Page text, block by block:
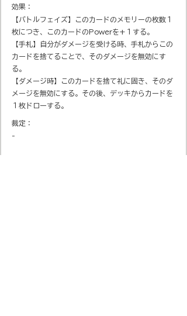
効果：
【バトルフェイズ】このカードのメモリーの枚数１
枚につき、このカードのPowerを+１する。
【手札】自分がダメージを受ける時、手札からこの
カードを捨てることで、そのダメージを無効にす
る。
【ダメージ時】このカードを捨て礼に固き、そのダ
メージを無効にする。その後、デッキからカードを
１枚ドローする。
裁定：
-